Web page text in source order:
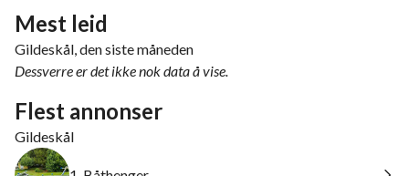
Mest leid
Gildeskål, den siste måneden
Dessverre er det ikke nok data å vise.
Flest annonser
Gildeskål